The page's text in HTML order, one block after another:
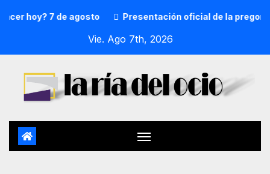
hoy? 7 de agosto Presentación oficial de la pregonera
Vie. Ago 7th, 2026